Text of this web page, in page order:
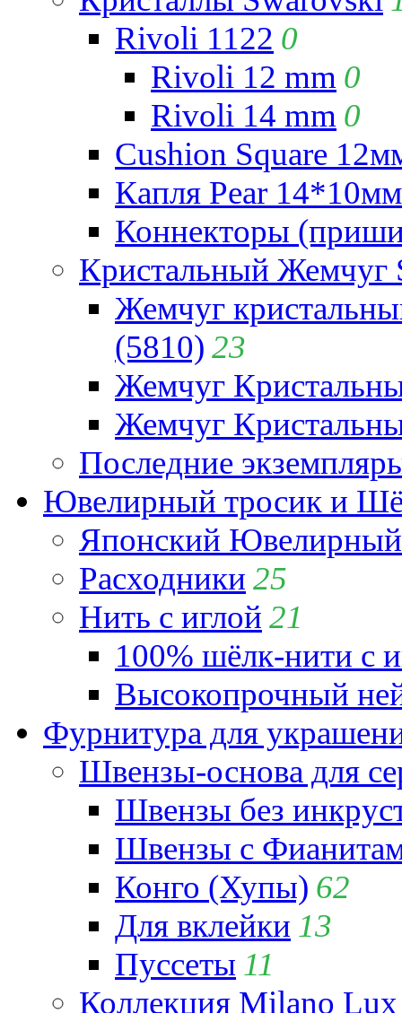
Rivoli 1122 0
Rivoli 12 mm 0
Rivoli 14 mm 0
Cushion Square
Капля Pear
Коннекторы
Кристальный Жемчуг
Жемчуг
(5810) 23
Жемчуг
Жемчуг
Последние
Ювелирный тросик и
Японский
Расходники 25
Нить с иглой 21
100% шёлк-нити с
Высокопрочный
Фурнитура для
Швензы-основа для
Швензы без
Швензы с
Конго (Хупы) 62
Для вклейки 13
Пуссеты 11
Коллекция Milano Lux